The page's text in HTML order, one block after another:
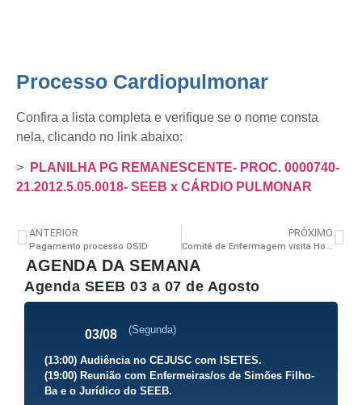
Processo Cardiopulmonar
Confira a lista completa e verifique se o nome consta
nela, clicando no link abaixo:
>
PLANILHA PG REMANESCENTE- PROC. 0000740-
21.2012.5.05.0018- SEEB x CÁRDIO PULMONAR
ANTERIOR
Pagamento processo OSID
PRÓXIMO
Comitê de Enfermagem visita Hospital Mário Leal
AGENDA DA SEMANA
Agenda SEEB 03 a 07 de Agosto
03/08 (Segunda)
(13:00) Audiência no CEJUSC com ISETES.
(19:00) Reunião com Enfermeiras/os de Simões Filho-
Ba e o Jurídico do SEEB.